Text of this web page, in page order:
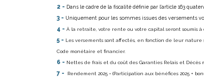
2 - Dans le cadre de la fiscalité définie par l’article 163
3 - Uniquement pour les sommes issues des versements
4 - À la retraite, votre rente ou votre capital seront soumis
5 - Les versements sont affectés, en fonction de leur
Code monétaire et financier.
6 - Nettes de frais et du coût des Garanties Relais et Décès
7 - Rendement 2025 = (Participation aux bénéfices 2025 +